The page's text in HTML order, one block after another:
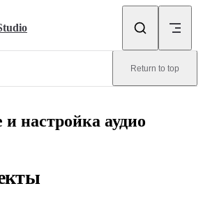
Return to top
и настройка аудио